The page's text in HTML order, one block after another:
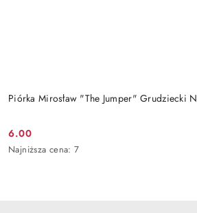
Piórka Mirosław "The Jumper" Grudziecki
Cena
promocyjna:
6.00
Najniższa
Najniższa cena: 7